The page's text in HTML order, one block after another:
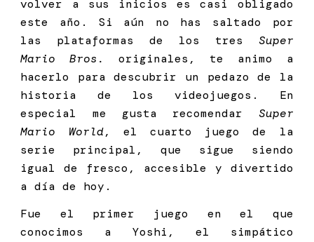
volver a sus inicios es casi obligado
este año. Si aún no has saltado por
las plataformas de los tres Super
Mario Bros.
originales, te animo a
hacerlo para descubrir un pedazo de la
historia de los videojuegos. En
especial me gusta recomendar Super
Mario World, el cuarto juego de la
serie principal, que sigue siendo
igual de fresco, accesible y divertido
a día de hoy.
Fue el primer juego en el que
conocimos a Yoshi, el simpático